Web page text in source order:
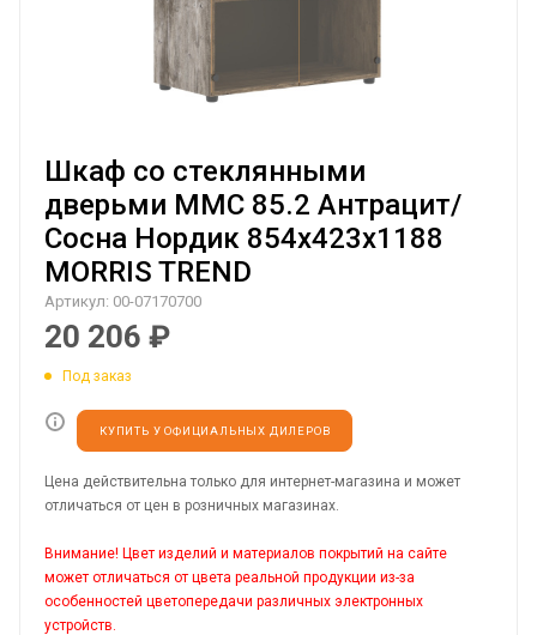
Шкаф со стеклянными
дверьми MMC 85.2 Антрацит/
Сосна Нордик 854х423х1188
MORRIS TREND
Артикул: 00-07170700
20 206 ₽
Под заказ
КУПИТЬ У ОФИЦИАЛЬНЫХ ДИЛЕРОВ
Цена действительна только для интернет-магазина и может
отличаться от цен в розничных магазинах.
Внимание! Цвет изделий и материалов покрытий на сайте
может отличаться от цвета реальной продукции из-за
особенностей цветопередачи различных электронных
устройств.